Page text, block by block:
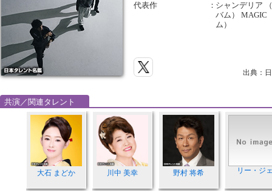
代表作
： シャンデリア
バム） MAGIC
ム）
出典：
共演／関連タレント
大石 まどか 川中 美幸 野村 将希 リー・ジ